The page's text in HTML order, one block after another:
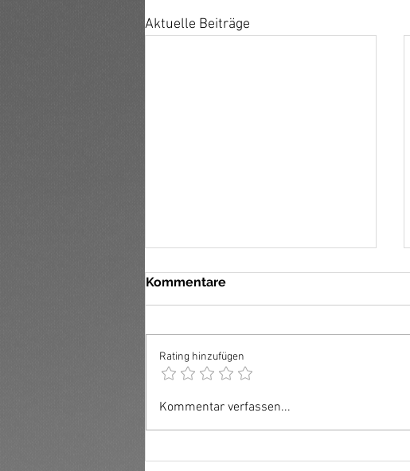
Aktuelle Beiträge
Mary B. Good
Kommentare
Rating hinzufügen
Kommentar verfassen...